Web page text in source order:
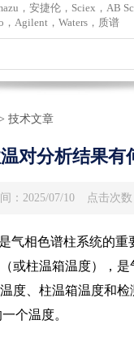
， 安捷伦， Sciex ， AB
， Agilent ， Waters， 质谱
技术文章
对分析结果有
：2025/07/10 点击次
气相色谱柱系统的重
或柱温箱温度），是
度、柱温箱温度和检
个温度。